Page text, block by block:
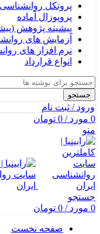
پروتکل روانشناسی
پروپوزال آماده
پیشینه پژوهش
آزمایش های
نرم افزار های
انواع قرارداد
جستجو
ورود / ثبت نام
0 مورد/
0 تومان
منو
جستجو
0 مورد/
0 تومان
صفحه نخست